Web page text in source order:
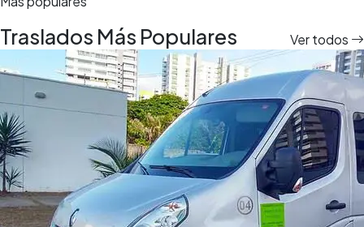
Traslados Más Populares Ver todos